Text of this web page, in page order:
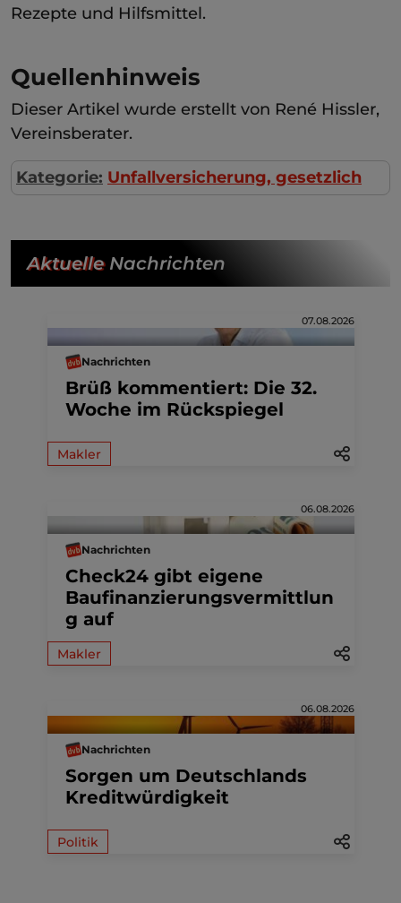
Rezepte und Hilfsmittel.
Quellenhinweis
Dieser Artikel wurde erstellt von René Hissler,
Vereinsberater.
Kategorie: Unfallversicherung, gesetzlich
AktuelleNachrichten
07.08.2026
Nachrichten
Brüß kommentiert: Die 32.
Woche im Rückspiegel
Makler
06.08.2026
Nachrichten
Check24 gibt eigene
Baufinanzierungsvermittlun
g auf
Makler
06.08.2026
Nachrichten
Sorgen um Deutschlands
Kreditwürdigkeit
Politik